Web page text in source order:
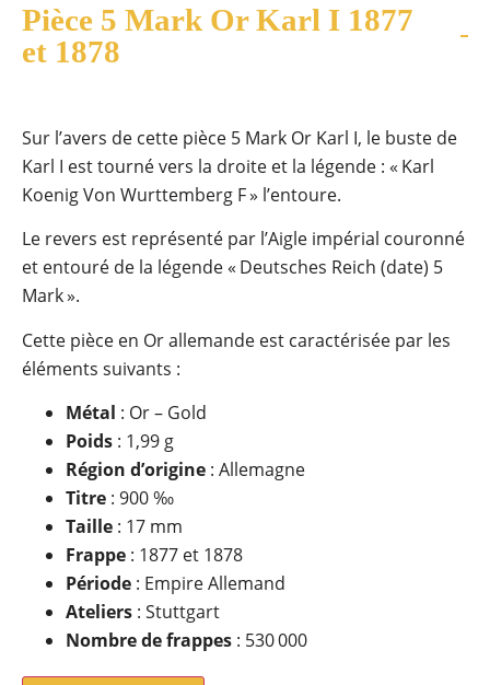
Pièce 5 Mark Or Karl I 1877
et 1878
Sur l’avers de cette pièce 5 Mark Or Karl I, le buste de
Karl I est tourné vers la droite et la légende : « Karl
Koenig Von Wurttemberg F » l’entoure.
Le revers est représenté par l’Aigle impérial couronné
et entouré de la légende « Deutsches Reich (date) 5
Mark ».
Cette pièce en Or allemande est caractérisée par les
éléments suivants :
Métal : Or – Gold
Poids : 1,99 g
Région d’origine : Allemagne
Titre : 900 ‰
Taille : 17 mm
Frappe : 1877 et 1878
Période : Empire Allemand
Ateliers : Stuttgart
Nombre de frappes : 530 000